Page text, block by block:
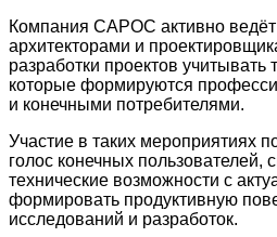
Компания САРОС активно
архитекторами и
разработки проектов учитывать
которые формируются
и конечными потребителями.
Участие в таких мероприятиях
голос конечных пользователей,
технические возможности с
формировать продуктивную
исследований и разработок.